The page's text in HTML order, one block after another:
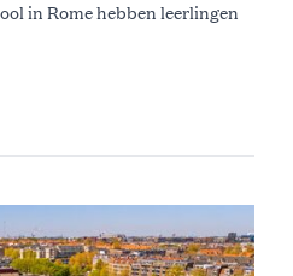
in Rome hebben leerlingen